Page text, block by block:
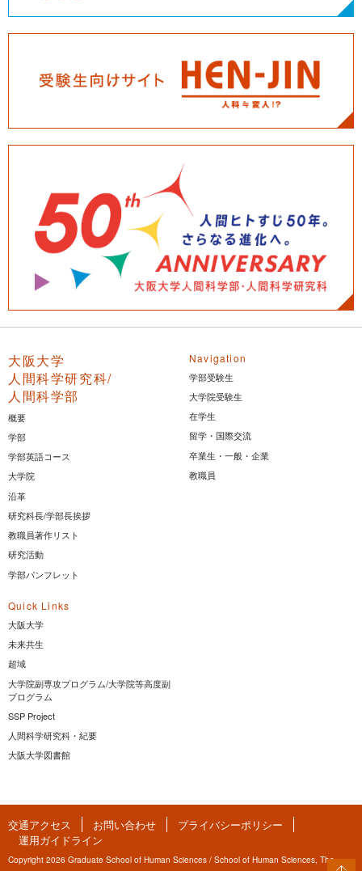
大阪大学
人間科学研究科/
人間科学部
概要
学部
学部英語コース
大学院
沿革
研究科長/学部長挨拶
教職員著作リスト
研究活動
学部パンフレット
Navigation
学部受験生
大学院受験生
在学生
留学・国際交流
卒業生・一般・企業
教職員
Quick Links
大阪大学
未来共生
超域
大学院副専攻プログラム/大学院等高度副
プログラム
SSP Project
人間科学研究科・紀要
大阪大学図書館
交通アクセス お問い合わせ
プライバシーポリシー
運用ガイドライン
Copyright 2026 Graduate School of Human Sciences / School of Human Sciences, The